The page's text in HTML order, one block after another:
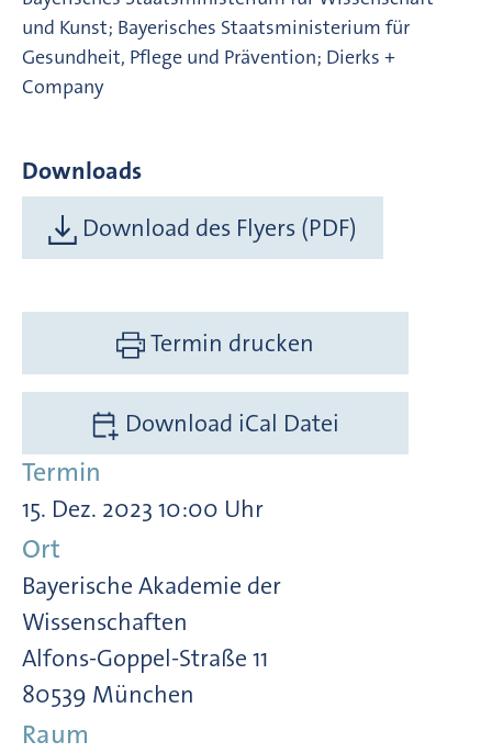
und Kunst; Bayerisches Staatsministerium für
Gesundheit, Pflege und Prävention; Dierks +
Company
Downloads
Download des Flyers (PDF)
Termin drucken
Download iCal Datei
Termin
15. Dez. 2023 10:00 Uhr
Ort
Bayerische Akademie der
Wissenschaften
Alfons-Goppel-Straße 11
80539 München
Raum